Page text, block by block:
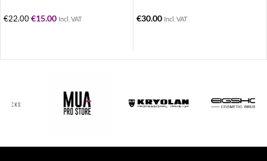
€22.00 €15.00 Incl. VAT
€30.00 Incl. VAT